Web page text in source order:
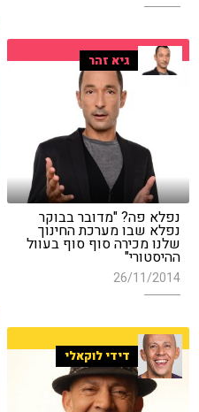
גיא זהר
נפלא פה? "מדובר בבוקר
נפלא שבו מערכת החינוך
שלנו מכירה סוף סוף בעוול
ההיסטורי"
26/11/2014
דידי לוקאלי